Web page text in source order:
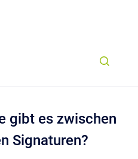
gibt es zwischen
Signaturen?